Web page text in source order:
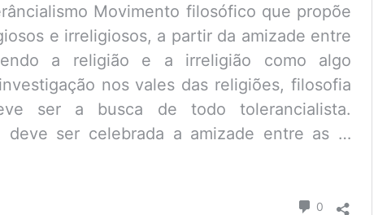
Movimento filosófico que propõe
e irreligiosos, a partir da amizade entre
a religião e a irreligião como algo
nos vales das religiões, filosofia
ser a busca de todo tolerancialista.
deve ser celebrada a amizade entre as …
0 Comentário